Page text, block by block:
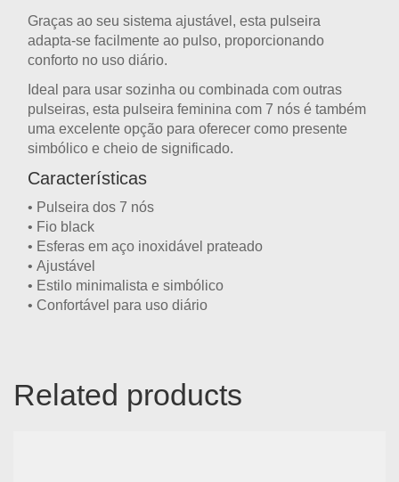
Graças ao seu sistema ajustável , esta pulseira
adapta-se facilmente ao pulso, proporcionando
conforto no uso diário.
Ideal para usar sozinha ou combinada com outras
pulseiras, esta pulseira feminina com 7 nós é também
uma excelente opção para oferecer como presente
simbólico e cheio de significado.
Características
• Pulseira dos 7 nós
• Fio black
• Esferas em aço inoxidável prateado
• Ajustável
• Estilo minimalista e simbólico
• Confortável para uso diário
Related products